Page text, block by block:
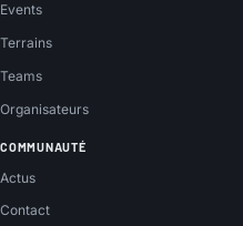
Events
Terrains
Teams
Organisateurs
COMMUNAUTÉ
Actus
Contact